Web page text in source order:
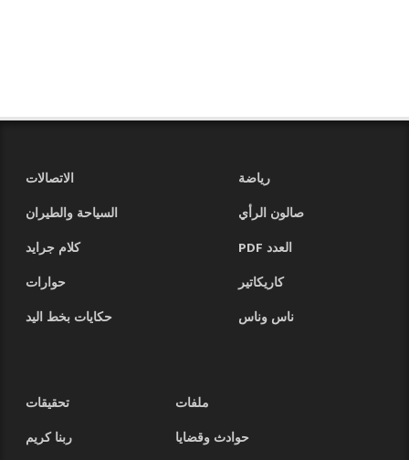
رياضة
الاتصالات
صالون الرأي
السياحة والطيران
العدد PDF
كلام جرايد
كاريكاتير
حوارات
ناس وناس
حكايات بخط اليد
ملفات
تحقيقات
حوادث وقضايا
ربنا كريم